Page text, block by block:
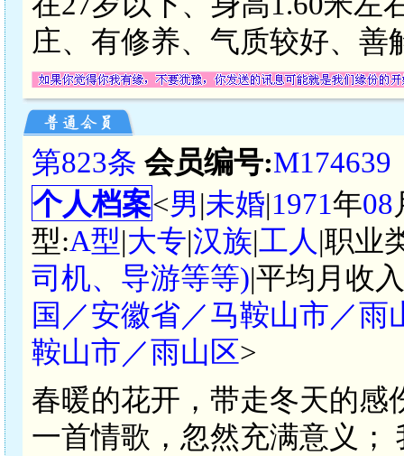
庄、有修养、气质较好、
第823条 会员编号:M174639
个人档案<男|未婚|1971年08
型:A型|大专|汉族|工人 |职业
司机、导游等等)|平均月收
国／安徽省／马鞍山市／雨
鞍山市／雨山区>
春暖的花开，带走冬天的感
一首情歌，忽然充满意义；